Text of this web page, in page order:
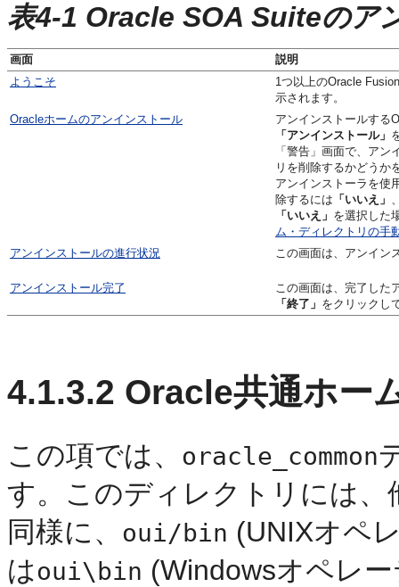
表4-1 Oracle SOA Suiteのア
画面
説明
ようこそ
1つ以上のOracle
示されます。
Oracleホームのアンインストール
アンインストールする
「アンインストール」
「警告」画面で、ア
リを削除するかどうか
アンインストーラを使
除するには 「いいえ」
「いいえ」 を選択した
ム・ディレクトリの手
アンインストールの進行状況
この画面は、アンイン
アンインストール完了
この画面は、完了した
「終了」 をクリックし
4.1.3.2 Oracle共通ホー
この項では、 oracle_common
す。このディレクトリには
同様に、 oui/bin (UNIXオペ
はoui\bin (Windowsオペレ